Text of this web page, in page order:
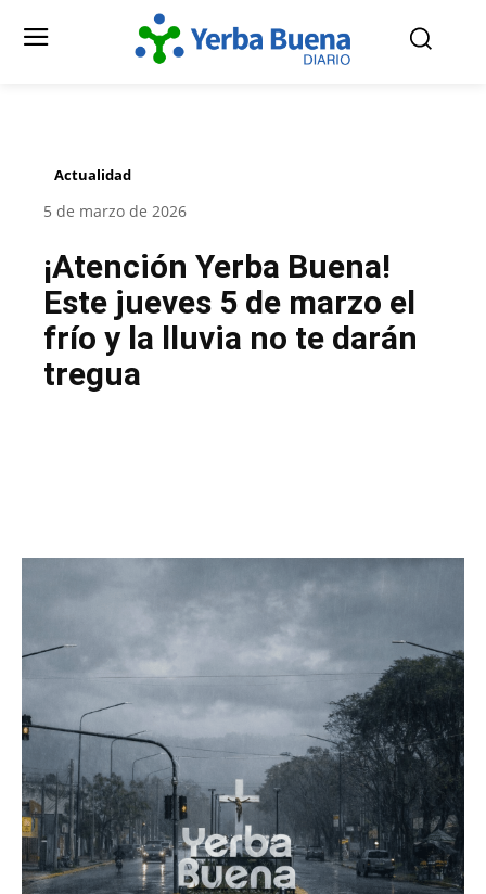
Actualidad
5 de marzo de 2026
¡Atención Yerba Buena!
Este jueves 5 de marzo el
frío y la lluvia no te darán
tregua